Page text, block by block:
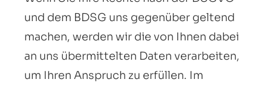
und dem BDSG uns gegenüber geltend
machen, werden wir die von Ihnen dabei
an uns übermittelten Daten verarbeiten,
um Ihren Anspruch zu erfüllen. Im